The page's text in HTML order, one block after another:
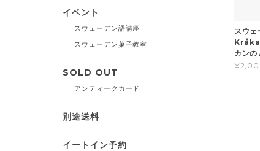
スウ
カン
イベント
スウェーデン語講座
スウェーデン菓子教室
SOLD OUT
アンティークカード
別途送料
イートイン予約